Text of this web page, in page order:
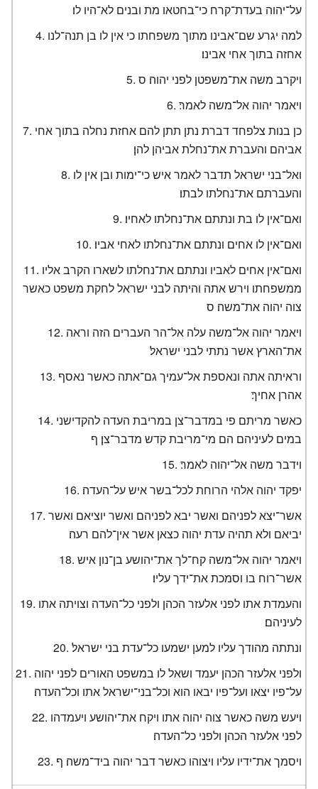
על־יהוה בעדת־קרח כי־בחטאו מת ובנים לא־היו לו׃
למה יגרע שם־אבינו מתוך משפחתו כי אין לו בן תנה־לנו
אחזה בתוך אחי אבינו׃
ויקרב משה את־משפטן לפני יהוה׃ ס
ויאמר יהוה אל־משה לאמר׃
כן בנות צלפחד דברת נתן תתן להם אחזת נחלה בתוך אחי
אביהם והעברת את־נחלת אביהן להן׃
ואל־בני ישראל תדבר לאמר איש כי־ימות ובן אין לו
והעברתם את־נחלתו לבתו׃
ואם־אין לו בת ונתתם את־נחלתו לאחיו׃
ואם־אין לו אחים ונתתם את־נחלתו לאחי אביו׃
ואם־אין אחים לאביו ונתתם את־נחלתו לשארו הקרב אליו
ממשפחתו וירש אתה והיתה לבני ישראל לחקת משפט כאשר
צוה יהוה את־משה׃ ס
ויאמר יהוה אל־משה עלה אל־הר העברים הזה וראה
את־הארץ אשר נתתי לבני ישראל׃
וראיתה אתה ונאספת אל־עמיך גם־אתה כאשר נאסף
אהרן אחיך׃
כאשר מריתם פי במדבר־צן במריבת העדה להקדישני
במים לעיניהם הם מי־מריבת קדש מדבר־צן׃ ף
וידבר משה אל־יהוה לאמר׃
יפקד יהוה אלהי הרוחת לכל־בשר איש על־העדה׃
אשר־יצא לפניהם ואשר יבא לפניהם ואשר יוציאם ואשר
יביאם ולא תהיה עדת יהוה כצאן אשר אין־להם רעה׃
ויאמר יהוה אל־משה קח־לך את־יהושע בן־נון איש
אשר־רוח בו וסמכת את־ידך עליו׃
והעמדת אתו לפני אלעזר הכהן ולפני כל־העדה וצויתה אתו
לעיניהם׃
ונתתה מהודך עליו למען ישמעו כל־עדת בני ישראל׃
ולפני אלעזר הכהן יעמד ושאל לו במשפט האורים לפני יהוה
על־פיו יצאו ועל־פיו יבאו הוא וכל־בני־ישראל אתו וכל־העדה׃
ויעש משה כאשר צוה יהוה אתו ויקח את־יהושע ויעמדהו
לפני אלעזר הכהן ולפני כל־העדה׃
ויסמך את־ידיו עליו ויצוהו כאשר דבר יהוה ביד־משה׃ ף